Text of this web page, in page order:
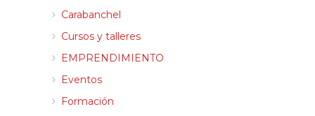
Carabanchel
Cursos y talleres
EMPRENDIMIENTO
Eventos
Formación